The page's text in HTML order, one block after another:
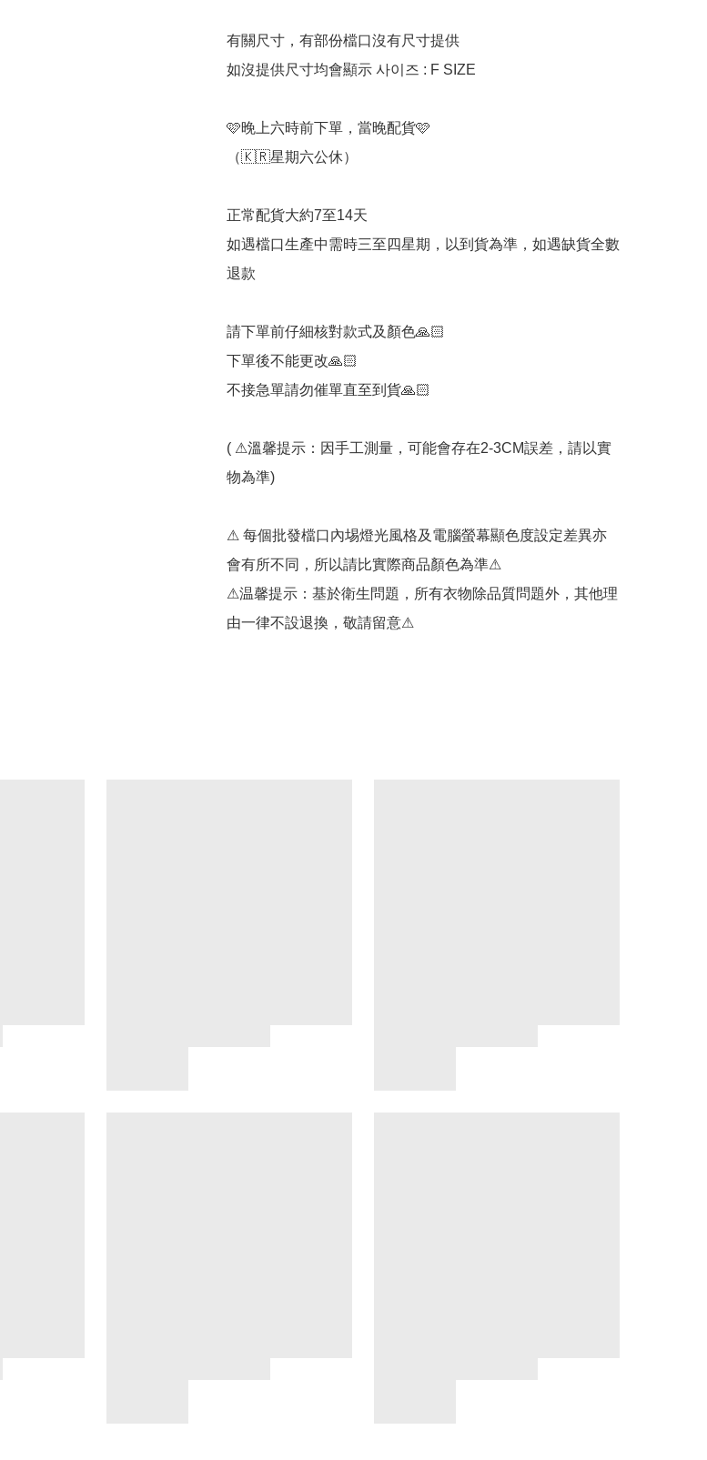
有關尺寸，有部份檔口沒有尺寸提供
如沒提供尺寸均會顯示 사이즈 : F SIZE
🩷晚上六時前下單，當晚配貨🩷
（🇰🇷星期六公休）
正常配貨大約7至14天
如遇檔口生產中需時三至四星期，以到貨為準，如遇缺貨全數
退款
請下單前仔細核對款式及顏色🙏🏻
下單後不能更改🙏🏻
不接急單請勿催單直至到貨🙏🏻
( ⚠溫馨提示：因手工測量，可能會存在2-3CM誤差，請以實
物為準)
⚠ 每個批發檔口內埸燈光風格及電腦螢幕顯色度設定差異亦
會有所不同，所以請比實際商品顏色為準⚠
⚠温馨提示：基於衛生問題，所有衣物除品質問題外，其他理
由一律不設退換，敬請留意⚠